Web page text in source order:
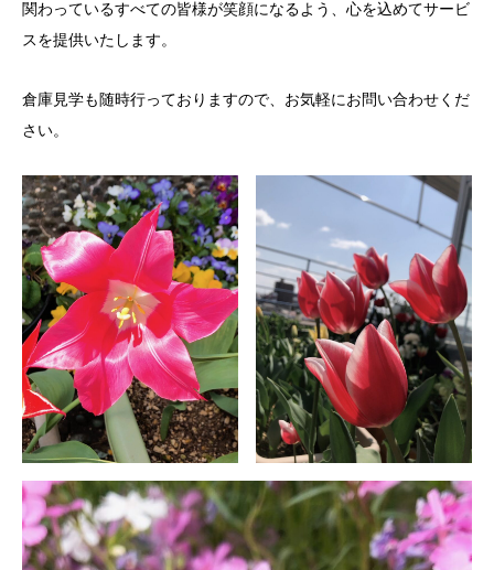
関わっているすべての皆様が笑顔になるよう、心を込めてサービ
スを提供いたします。
倉庫見学も随時行っておりますので、お気軽にお問い合わせくだ
さい。